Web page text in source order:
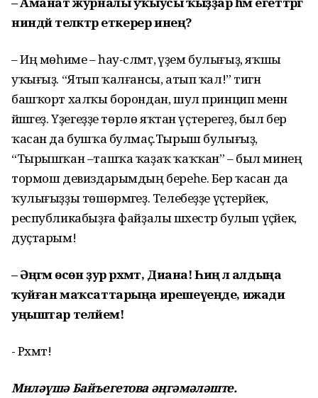
ниндәй теләктәр еткерер инең?
– Иң мөһиме – һау-сәләмәт, әүҙем булығыҙ, яҡшы
уҡығыҙ. “Ятып ҡалғансы, атып ҡал!” тигән
башҡорт халҡы борондан, шул принцип менән
йәшәгеҙ. Үҙегеҙҙе төрлө яҡтан үҫтерегеҙ, был бер
ҡасан да бушҡа булмаҫ.Тырыш булығыҙ,
“Тырышҡан –ташҡа ҡаҙаҡ ҡаҡҡан” – был минең
тормош девиздарымдың береһе. Бер ҡасан да
ҡулығыҙҙы төшөрмәгеҙ. Телебеҙҙе үҫтерәйек,
республикабыҙға файҙалы шәхестәр булып үҫәйек,
дуҫтарым!
– Әңгәмә өсөн ҙур рәхмәт, Диана! Һиңә лә алдыңа
ҡуйған маҡсаттарыңа ирешеүеңде, ижади
уңыштар теләйем!
- Рәхмәт!
Миләүшә Байъегетова әңгәмәләште.